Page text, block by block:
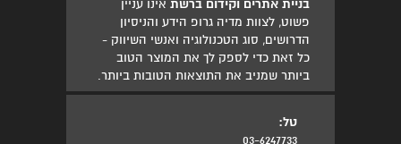
בניית אתרים וקידום ברשתאינו עניין
פשוט, לצוות מדיה גרופ הידע והניסיון
הדרושים, סוג הטכנולוגיה ואנשי השיווק -
כל זאת כדי לספק לך את המוצר הטוב
ביותר שמניב את התוצאות הטובות ביותר.
טל:
03-6247733